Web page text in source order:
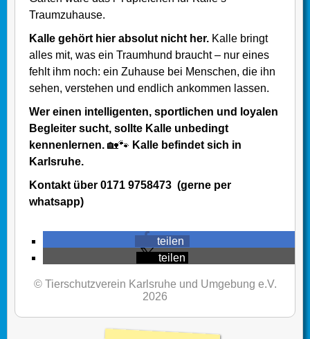
Traumzuhause.
Kalle gehört hier absolut nicht her. Kalle bringt
alles mit, was ein Traumhund braucht – nur eines
fehlt ihm noch: ein Zuhause bei Menschen, die ihn
sehen, verstehen und endlich ankommen lassen.
Wer einen intelligenten, sportlichen und loyalen
Begleiter sucht, sollte Kalle unbedingt
kennenlernen. 🏡🐾 Kalle befindet sich in
Karlsruhe.
Kontakt über 0171 9758473 (gerne per
whatsapp)
teilen
teilen
© Tierschutzverein Karlsruhe und Umgebung e.V.
2026